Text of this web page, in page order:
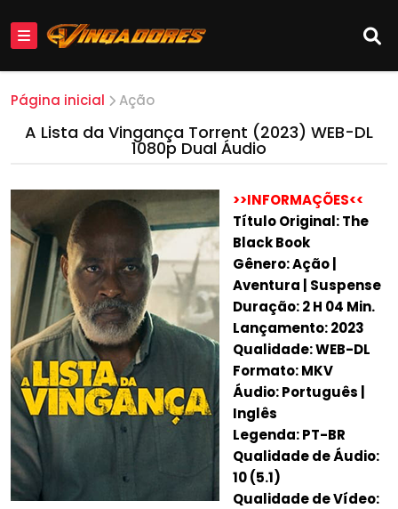
Página inicial Ação
A Lista da Vingança Torrent (2023) WEB-DL
1080p Dual Áudio
>>INFORMAÇÕES<<
Título Original: The
Black Book
Gênero: Ação |
Aventura | Suspense
Duração: 2 H 04 Min.
Lançamento: 2023
Qualidade: WEB-DL
Formato: MKV
Áudio: Português |
Inglês
Legenda: PT-BR
Qualidade de Áudio:
10 (5.1)
Qualidade de Vídeo: